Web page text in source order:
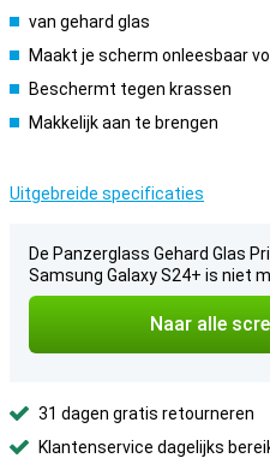
van gehard glas
Maakt je scherm onleesbaar
Beschermt tegen krassen
Makkelijk aan te brengen
Uitgebreide specificaties
De Panzerglass Gehard Glas
Samsung Galaxy S24+ is niet
Naar alle
31 dagen gratis retourneren
Klantenservice dagelijks